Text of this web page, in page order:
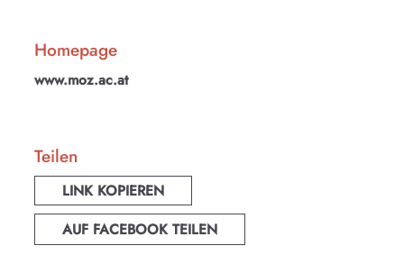
Homepage
www.moz.ac.at
Teilen
LINK KOPIEREN
AUF FACEBOOK TEILEN